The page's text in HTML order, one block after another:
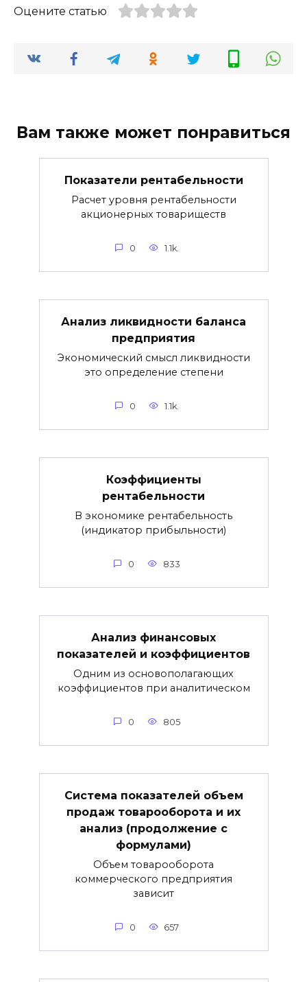
Оцените статью
Вам также может понравиться
Показатели рентабельности
Расчет уровня рентабельности
акционерных товариществ
0 1.1k.
Анализ ликвидности баланса
предприятия
Экономический смысл ликвидности
это определение степени
0 1.1k.
Коэффициенты
рентабельности
В экономике рентабельность
(индикатор прибыльности)
0 833
Анализ финансовых
показателей и коэффициентов
Одним из основополагающих
коэффициентов при аналитическом
0 805
Система показателей объем
продаж товарооборота и их
анализ (продолжение с
формулами)
Объем товарооборота
коммерческого предприятия
зависит
0 657